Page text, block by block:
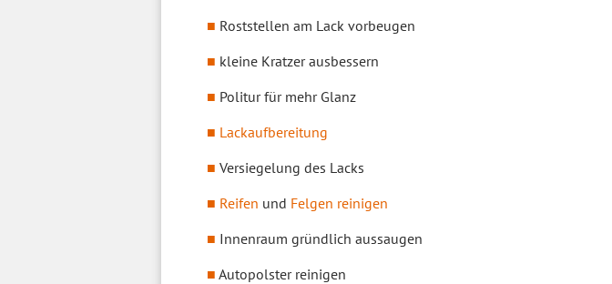
Roststellen am Lack vorbeugen
kleine Kratzer ausbessern
Politur für mehr Glanz
Lackaufbereitung
Versiegelung des Lacks
Reifen und Felgen reinigen
Innenraum gründlich aussaugen
Autopolster reinigen